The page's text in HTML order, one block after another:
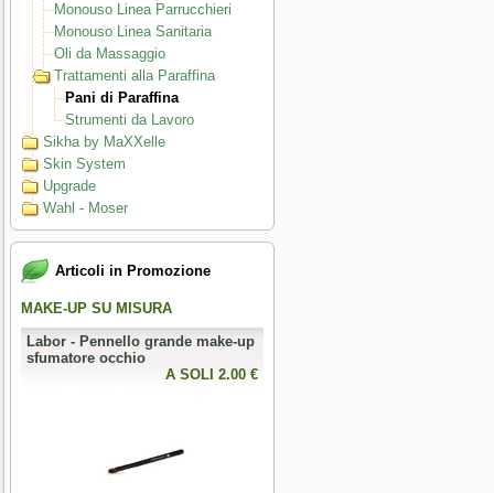
Monouso Linea Parrucchieri
Monouso Linea Sanitaria
Oli da Massaggio
Trattamenti alla Paraffina
Pani di Paraffina
Strumenti da Lavoro
Sikha by MaXXelle
Skin System
Upgrade
Wahl - Moser
Articoli in Promozione
MAKE-UP SU MISURA
Labor - Pennello grande make-up
sfumatore occhio
A SOLI 2.00 €